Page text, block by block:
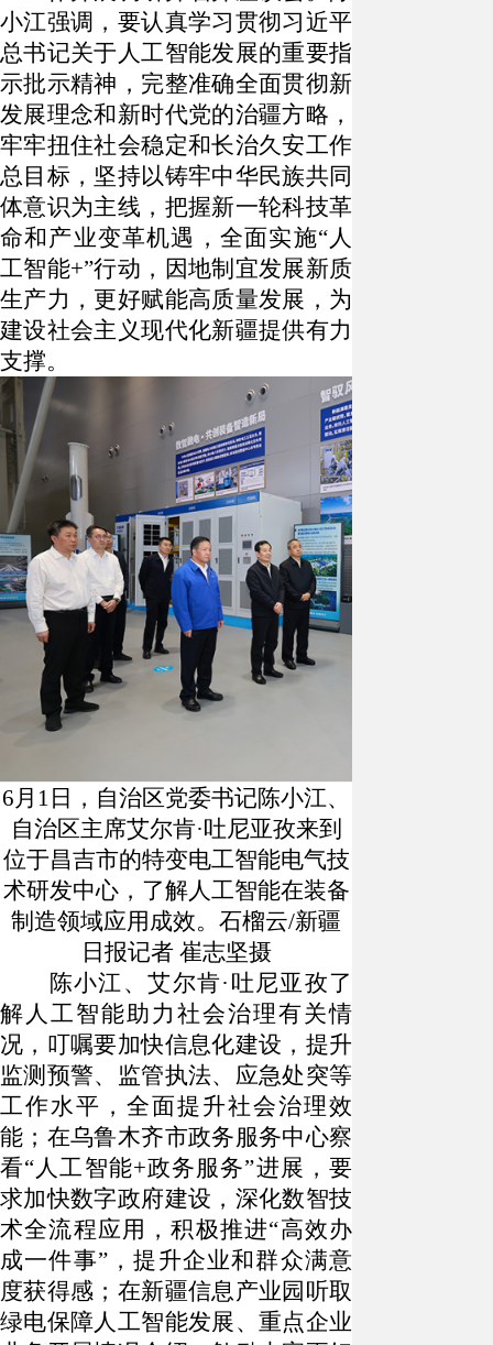
小江强调，要认真学习贯彻习近平
总书记关于人工智能发展的重要指
示批示精神，完整准确全面贯彻新
发展理念和新时代党的治疆方略，
牢牢扭住社会稳定和长治久安工作
总目标，坚持以铸牢中华民族共同
体意识为主线，把握新一轮科技革
命和产业变革机遇，全面实施“人
工智能+”行动，因地制宜发展新质
生产力，更好赋能高质量发展，为
建设社会主义现代化新疆提供有力
支撑。
6月1日，自治区党委书记陈小江、
自治区主席艾尔肯·吐尼亚孜来到
位于昌吉市的特变电工智能电气技
术研发中心，了解人工智能在装备
制造领域应用成效。石榴云/新疆
日报记者 崔志坚摄
陈小江、艾尔肯·吐尼亚孜了
解人工智能助力社会治理有关情
况，叮嘱要加快信息化建设，提升
监测预警、监管执法、应急处突等
工作水平，全面提升社会治理效
能；在乌鲁木齐市政务服务中心察
看“人工智能+政务服务”进展，要
求加快数字政府建设，深化数智技
术全流程应用，积极推进“高效办
成一件事”，提升企业和群众满意
度获得感；在新疆信息产业园听取
绿电保障人工智能发展、重点企业